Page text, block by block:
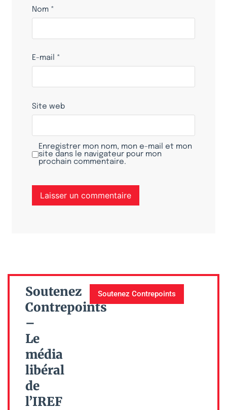
Nom *
E-mail *
Site web
Enregistrer mon nom, mon e-mail et mon
site dans le navigateur pour mon
prochain commentaire.
Soutenez
Contrepoints
–
Le
média
libéral
de
l’IREF
Soutenez Contrepoints